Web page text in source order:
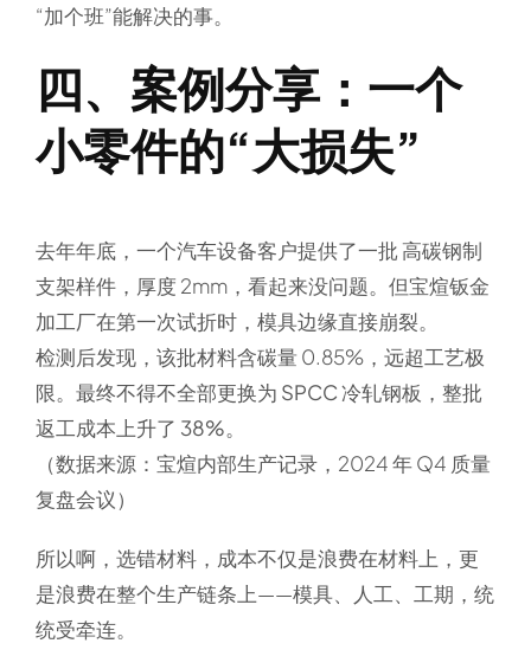
“加个班”能解决的事。
四、案例分享：一个
小零件的“大损失”
去年年底，一个汽车设备客户提供了一批高碳钢制
支架样件，厚度 2mm，看起来没问题。但宝煊钣金
加工厂在第一次试折时， 模具边缘直接崩裂。
检测后发现，该批材料含碳量 0.85%，远超工艺极
限。最终不得不全部更换为 SPCC 冷轧钢板 ，整批
返工成本上升了 38%。
（数据来源：宝煊内部生产记录，2024 年 Q4 质量
复盘会议）
所以啊，选错材料，成本不仅是浪费在材料上，更
是浪费在整个生产链条上——模具、人工、工期，统
统受牵连。